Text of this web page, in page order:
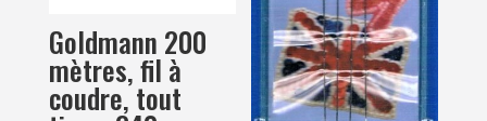
Goldmann 200
mètres, fil à
coudre, tout